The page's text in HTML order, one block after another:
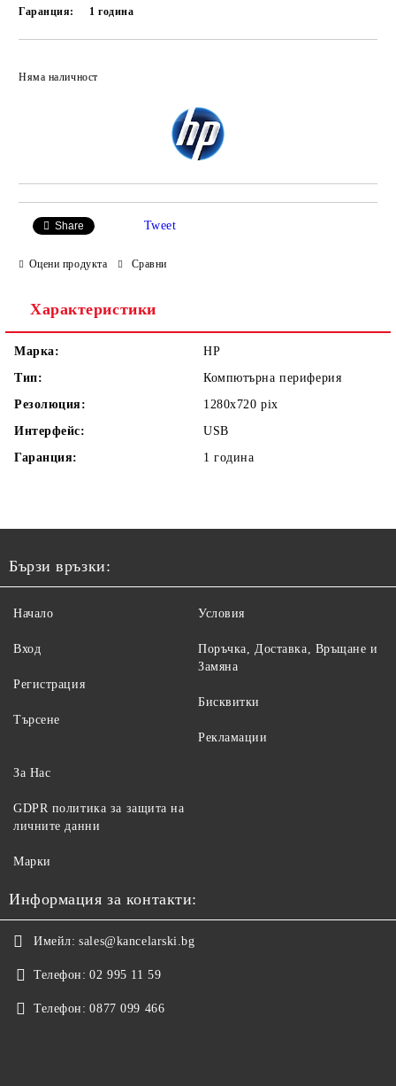
Гаранция:
1 година
Няма наличност
Share Tweet
Оцени продукта Сравни
Характеристики
Марка:
HP
Тип:
Компютърна периферия
Резолюция:
1280x720 pix
Интерфейс:
USB
Гаранция:
1 година
Бързи връзки:
Начало
Вход
Регистрация
Търсене
Условия
Поръчка, Доставка, Връщане и
Замяна
Бисквитки
Рекламации
За Нас
GDPR политика за защита на
личните данни
Марки
Информация за контакти:
Имейл: sales@kancelarski.bg
Телефон: 02 995 11 59
Телефон: 0877 099 466